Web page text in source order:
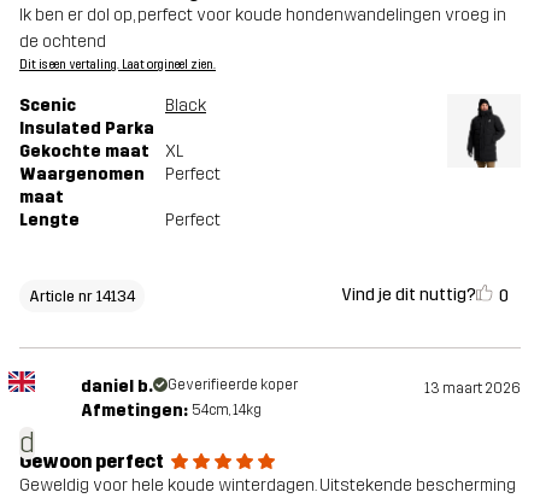
Ik ben er dol op, perfect voor koude hondenwandelingen vroeg in
de ochtend
Dit is een vertaling. Laat orgineel zien.
Scenic
Insulated Parka
Black
Gekochte maat
XL
Waargenomen
maat
Perfect
Lengte Perfect
Article nr 14134 Vind je dit nuttig? 0
d
daniel b. Geverifieerde koper 13 maart 2026
Afmetingen: 54cm, 14kg
Gewoon perfect
Geweldig voor hele koude winterdagen. Uitstekende bescherming